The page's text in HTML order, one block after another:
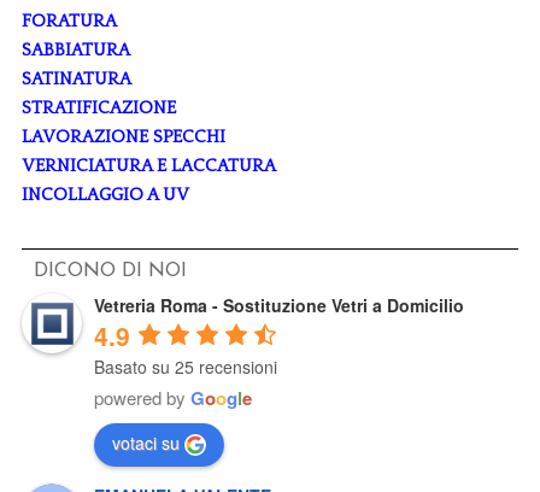
FORATURA
SABBIATURA
SATINATURA
STRATIFICAZIONE
LAVORAZIONE SPECCHI
VERNICIATURA E LACCATURA
INCOLLAGGIO A UV
DICONO DI NOI
Vetreria Roma - Sostituzione Vetri a Domicilio
4.9
Basato su 25 recensioni
powered by Google
votaci su